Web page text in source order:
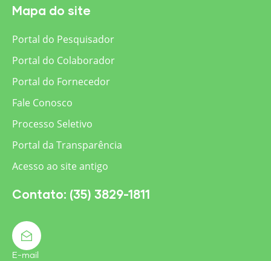
Mapa do site
Portal do Pesquisador
Portal do Colaborador
Portal do Fornecedor
Fale Conosco
Processo Seletivo
Portal da Transparência
Acesso ao site antigo
Contato: (35) 3829-1811
E-mail